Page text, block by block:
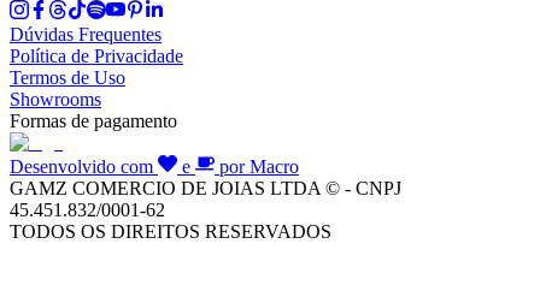
Dúvidas Frequentes
Política de Privacidade
Termos de Uso
Showrooms
Formas de pagamento
Desenvolvido com e
por Macro
GAMZ COMERCIO DE JOIAS LTDA © - CNPJ
45.451.832/0001-62
TODOS OS DIREITOS RESERVADOS